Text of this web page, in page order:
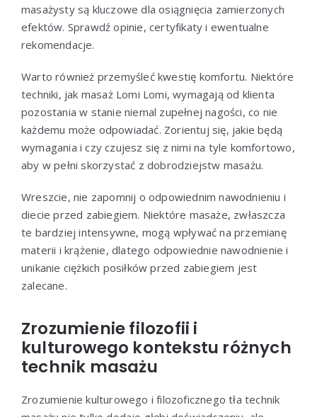
masażysty są kluczowe dla osiągnięcia zamierzonych
efektów. Sprawdź opinie, certyfikaty i ewentualne
rekomendacje.
Warto również przemyśleć kwestię komfortu. Niektóre
techniki, jak masaż Lomi Lomi, wymagają od klienta
pozostania w stanie niemal zupełnej nagości, co nie
każdemu może odpowiadać. Zorientuj się, jakie będą
wymagania i czy czujesz się z nimi na tyle komfortowo,
aby w pełni skorzystać z dobrodziejstw masażu.
Wreszcie, nie zapomnij o odpowiednim nawodnieniu i
diecie przed zabiegiem. Niektóre masaże, zwłaszcza
te bardziej intensywne, mogą wpływać na przemianę
materii i krążenie, dlatego odpowiednie nawodnienie i
unikanie ciężkich posiłków przed zabiegiem jest
zalecane.
Zrozumienie filozofii i
kulturowego kontekstu różnych
technik masażu
Zrozumienie kulturowego i filozoficznego tła technik